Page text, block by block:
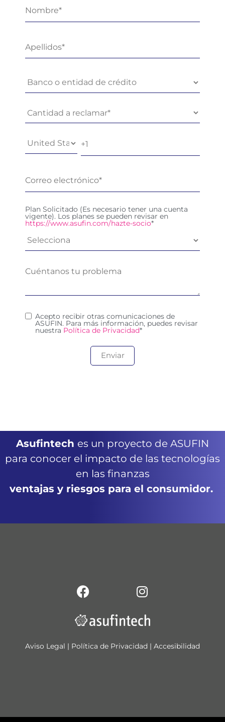
Plan Solicitado (Es necesario tener una cuenta
vigente). Los planes se pueden revisar en
https://www.asufin.com/hazte-socio*
Acepto recibir otras comunicaciones de
ASUFIN. Para más información, puedes revisar
nuestra Política de Privacidad*
Asufintech es un proyecto de ASUFIN
para conocer el impacto de las tecnologías
en las finanzas
ventajas y riesgos para el consumidor.
Aviso Legal | Política de Privacidad | Accesibilidad